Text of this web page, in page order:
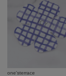
one'sterrace